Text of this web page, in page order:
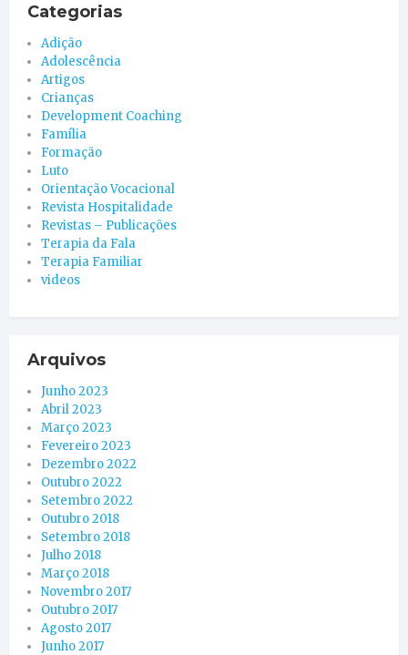
Categorias
Adição
Adolescência
Artigos
Crianças
Development Coaching
Família
Formação
Luto
Orientação Vocacional
Revista Hospitalidade
Revistas – Publicações
Terapia da Fala
Terapia Familiar
videos
Arquivos
Junho 2023
Abril 2023
Março 2023
Fevereiro 2023
Dezembro 2022
Outubro 2022
Setembro 2022
Outubro 2018
Setembro 2018
Julho 2018
Março 2018
Novembro 2017
Outubro 2017
Agosto 2017
Junho 2017